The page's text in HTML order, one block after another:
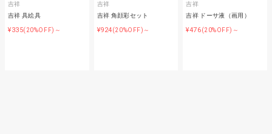
吉祥
吉祥 具絵具
¥335(20%OFF)～
吉祥
吉祥 角顔彩セット
¥924(20%OFF)～
吉祥
吉祥 ドーサ液（画用）
¥476(20%OFF)～